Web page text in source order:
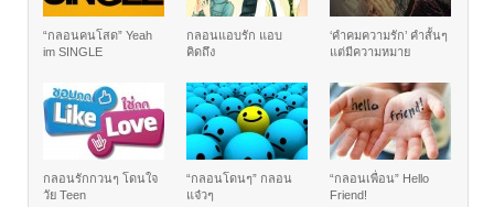
“กลอนคนโสด” Yeah
im SINGLE
กลอนแอบรัก แอบ
คิดถึง
‘คำคมความรัก’ คำสั้นๆ
แต่มีความหมาย
กลอนรักกวนๆ โดนใจ
วัย Teen
“กลอนโดนๆ” กลอน
แจ๋วๆ
“กลอนเพื่อน” Hello
Friend!